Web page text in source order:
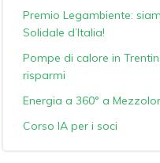
Premio Legambiente:
Solidale d’Italia!
Pompe di calore in
risparmi
Energia a 360° a
Corso IA per i soci